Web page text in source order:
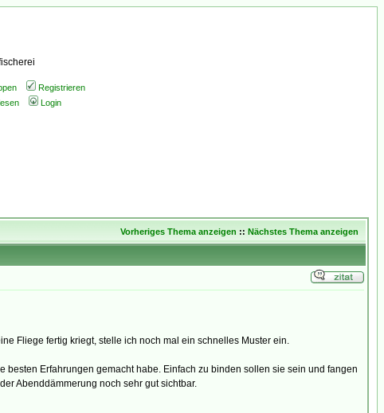
Registrieren
Login
Vorheriges Thema anzeigen :: Nächstes Thema anzeigen
Fliege fertig kriegt, stelle ich noch mal ein schnelles Muster ein.
Erfahrungen gemacht habe. Einfach zu binden sollen sie sein und fangen
Abenddämmerung noch sehr gut sichtbar.